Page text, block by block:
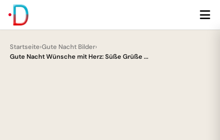
Startseite›Gute Nacht Bilder›
Gute Nacht Wünsche mit Herz: Süße Grüße ...